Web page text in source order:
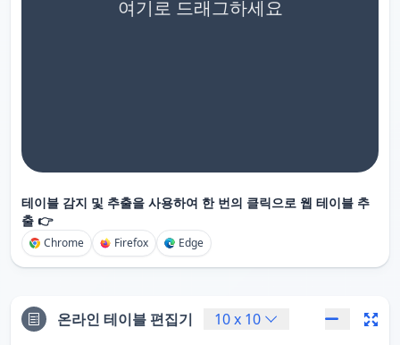
여기로 드래그하세요
테이블 감지 및 추출을 사용하여 한 번의 클릭으로 웹 테이블 추
출 👉
Chrome Firefox Edge
온라인 테이블 편집기 10x 10